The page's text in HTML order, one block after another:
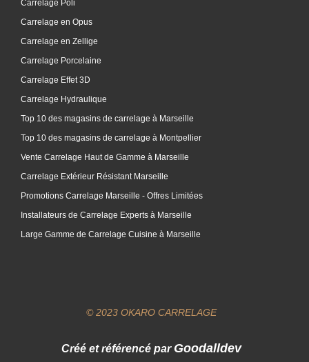
Carrelage Poli
Carrelage en Opus
Carrelage en Zellige
Carrelage Porcelaine
Carrelage Effet 3D
Carrelage Hydraulique
Top 10 des magasins de carrelage à Marseille
Top 10 des magasins de carrelage à Montpellier
Vente Carrelage Haut de Gamme à Marseille
Carrelage Extérieur Résistant Marseille
Promotions Carrelage Marseille - Offres Limitées
Installateurs de Carrelage Experts à Marseille
Large Gamme de Carrelage Cuisine à Marseille
© 2023 OKARO CARRELAGE
Créé et référencé par Goodalldev